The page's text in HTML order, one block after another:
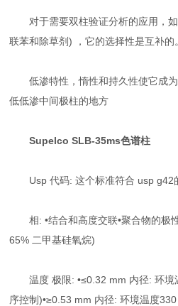
对于需要双柱验证分析的应用，如
联苯和除草剂) ，它的选择性是互补的
低渗特性，惰性和持久性使它成为
低低渗中间极柱的地方
Supelco SLB-35ms色谱柱
Usp 代码: 这个标准符合 usp g42
相: •结合和高度交联•聚合物的极
65% 二甲基硅氧烷)
温度 极限: •≤0.32 mm 内径: 环境
序控制)•≥0.53 mm 内径: 环境温度